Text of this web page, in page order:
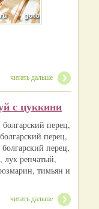
читать дальше
с цуккини
перец,
перец,
перец,
лук репчатый,
тимьян и
читать дальше